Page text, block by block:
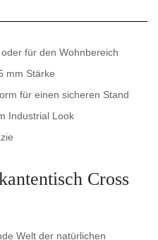
für den Wohnbereich
mm Stärke
für einen sicheren Stand
Industrial Look
Cross
Welt der natürlichen